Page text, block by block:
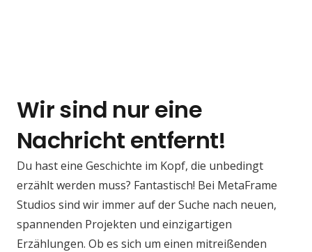
Wir sind nur eine
Nachricht entfernt!
Du hast eine Geschichte im Kopf, die unbedingt
erzählt werden muss? Fantastisch! Bei MetaFrame
Studios sind wir immer auf der Suche nach neuen,
spannenden Projekten und einzigartigen
Erzählungen. Ob es sich um einen mitreißenden